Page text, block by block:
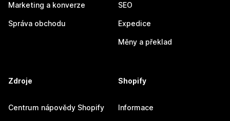
Marketing a konverze
Správa obchodu
SEO
Expedice
Měny a překlad
Zdroje
Centrum nápovědy Shopify
Shopify
Informace